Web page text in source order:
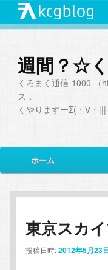
週間？☆
くろまく通信-1000 （
ス． こ
くやりますーΣ(・∀・
イ
メ
イ
ン
コ
サ
ブ
コ
ン
ホーム
東京スカ
投稿日時:2012年5月23